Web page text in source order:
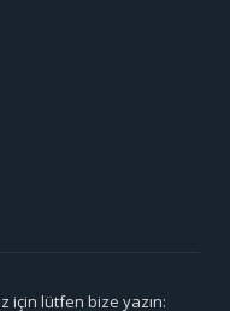
için lütfen bize yazın: